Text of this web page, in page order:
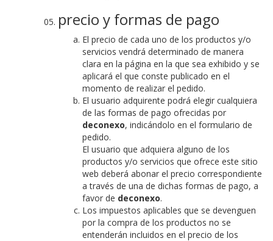
precio y formas de pago
El precio de cada uno de los productos y/o
servicios vendrá determinado de manera
clara en la página en la que sea exhibido y se
aplicará el que conste publicado en el
momento de realizar el pedido.
El usuario adquirente podrá elegir cualquiera
de las formas de pago ofrecidas por
deconexo, indicándolo en el formulario de
pedido.
El usuario que adquiera alguno de los
productos y/o servicios que ofrece este sitio
web deberá abonar el precio correspondiente
a través de una de dichas formas de pago, a
favor de deconexo.
Los impuestos aplicables que se devenguen
por la compra de los productos no se
entenderán incluidos en el precio de los